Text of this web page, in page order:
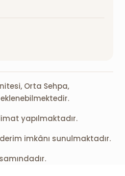
Orta Sehpa,
yapılmaktadır.
imkânı sunulmaktadır.